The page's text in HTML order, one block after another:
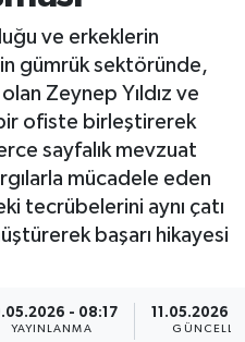
ve erkeklerin
gümrük sektöründe,
Zeynep Yıldız ve
ofiste birleştirerek
sayfalık mevzuat
mücadele eden
tecrübelerini aynı çatı
başarı hikayesi
- 08:17
YAYINLANMA
11.05.2026 -